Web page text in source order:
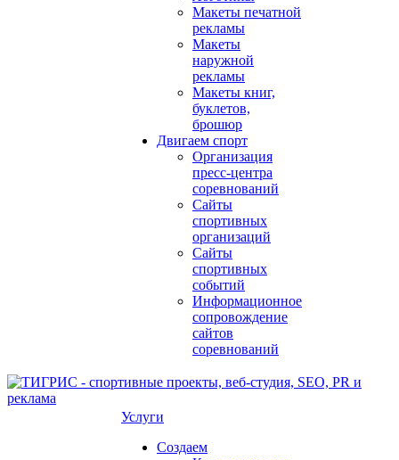
Макеты печатной
рекламы
Макеты
наружной
рекламы
Макеты книг,
буклетов,
брошюр
Двигаем спорт
Организация
пресс-центра
соревнований
Сайты
спортивных
организаций
Сайты
спортивных
событий
Информационное
сопровождение
сайтов
соревнований
Услуги
Создаем